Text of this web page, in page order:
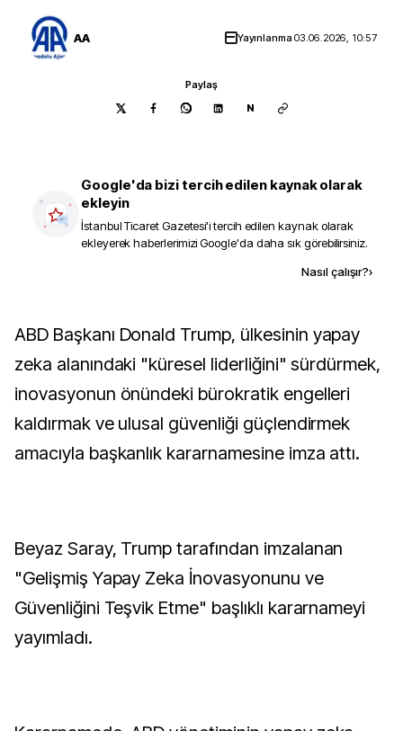
AA Yayınlanma03.06.2026, 10:57
Paylaş
N
Google'da bizi tercih edilen kaynak olarak
ekleyin
İstanbul Ticaret Gazetesi'i tercih edilen kaynak olarak
ekleyerek haberlerimizi Google'da daha sık görebilirsiniz.
Nasıl çalışır?›
ABD Başkanı Donald Trump, ülkesinin yapay
zeka alanındaki "küresel liderliğini" sürdürmek,
inovasyonun önündeki bürokratik engelleri
kaldırmak ve ulusal güvenliği güçlendirmek
amacıyla başkanlık kararnamesine imza attı.
Beyaz Saray, Trump tarafından imzalanan
"Gelişmiş Yapay Zeka İnovasyonunu ve
Güvenliğini Teşvik Etme" başlıklı kararnameyi
yayımladı.